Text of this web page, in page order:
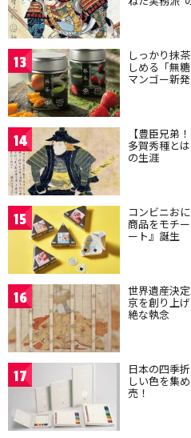
13 しっかり抹
しめる「無
マンゴー新
14 【豊臣兄弟
多賀秀種と
の生涯
15 コンビニお
商品をモチ
ート』誕生
16 世界遺産決
京を創り上
絶な執念
17 日本の四季
しい色を集
売！